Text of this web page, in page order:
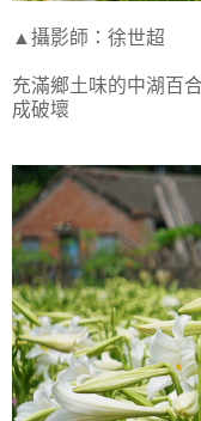
▲攝影師：徐世超
充滿鄉土味的中湖百
成破壞